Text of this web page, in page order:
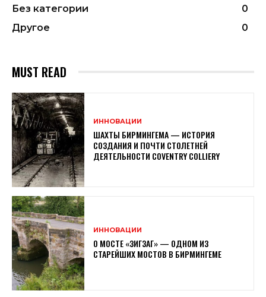
Без категории
0
Другое
0
MUST READ
ИННОВАЦИИ
ШАХТЫ БИРМИНГЕМА — ИСТОРИЯ
СОЗДАНИЯ И ПОЧТИ СТОЛЕТНЕЙ
ДЕЯТЕЛЬНОСТИ COVENTRY COLLIERY
ИННОВАЦИИ
О МОСТЕ «ЗИГЗАГ» — ОДНОМ ИЗ
СТАРЕЙШИХ МОСТОВ В БИРМИНГЕМЕ